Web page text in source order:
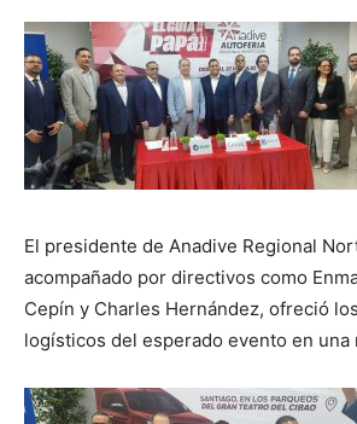
El presidente de Anadive Regional
acompañado por directivos como
Cepín y Charles Hernández, ofreció
logísticos del esperado evento en una